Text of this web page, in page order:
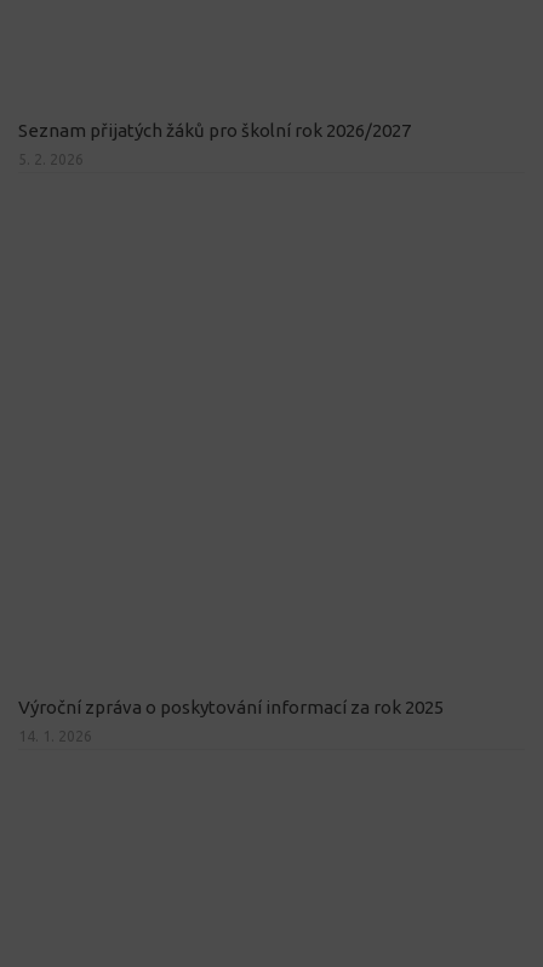
Seznam přijatých žáků pro školní rok 2026/2027
5. 2. 2026
Výroční zpráva o poskytování informací za rok 2025
14. 1. 2026